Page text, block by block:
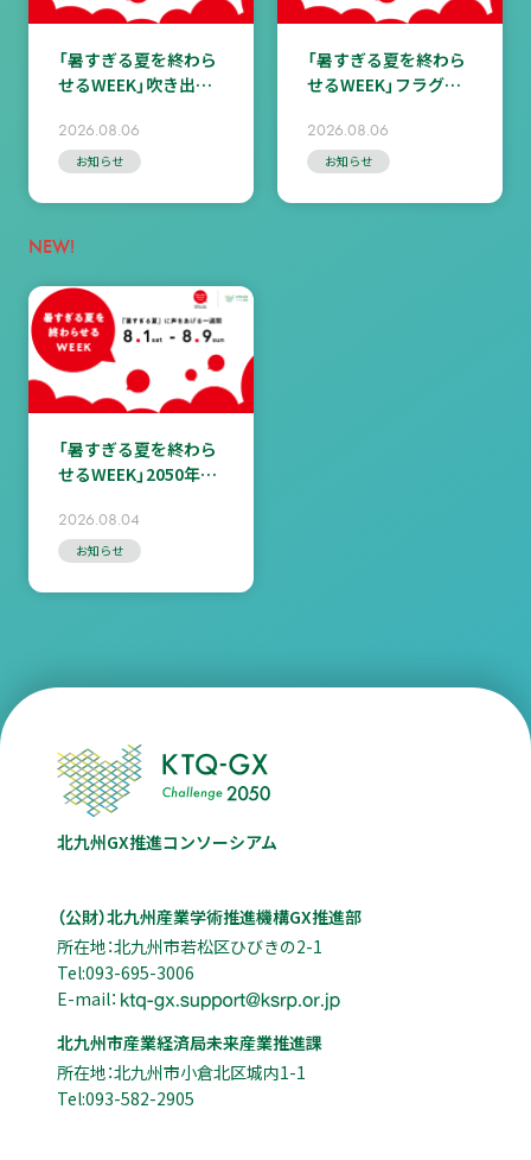
「暑すぎる夏を終わら
せるWEEK」吹き出し
からのコメント掲載
中！＞
2026.08.06
お知らせ
「暑すぎる夏を終わら
せるWEEK」フラグシ
オンライン）ご案内
2026.08.06
お知らせ
NEW!
「暑すぎる夏を終わら
せるWEEK」2050年の
公開
2026.08.04
お知らせ
北九州GX推進コンソーシアム
（公財）北九州産業学術推進機構GX推進部
所在地：北九州市若松区ひびきの2-1
Tel:093-695-3006
E-mail：
北九州市産業経済局未来産業推進課
所在地：北九州市小倉北区城内1-1
Tel:093-582-2905